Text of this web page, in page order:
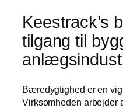
Keestrack’s
tilgang til
Bæredygtighed er en
Virksomheden arbejder